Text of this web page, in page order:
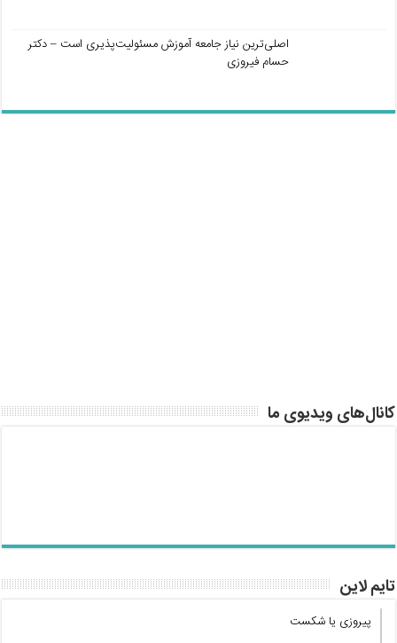
اصلی‌ترین نیاز جامعه آموزش مسئولیت‌پذیری است – دکتر
حسام فیروزی
کانال‌های ویدیوی ما
تایم لاین
پیروزی یا شکست